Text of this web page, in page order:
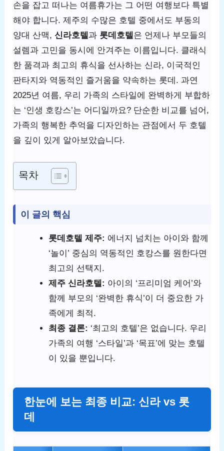
손을 잡고 떠나는 여름휴가는 그 어떤 여행보다 특별
해야 합니다. 제주의 수많은 호텔 중에서도 부동의
양대 산맥,신라호텔 과 롯데호텔 은 언제나 부모들의
설렘과 고민을 동시에 안겨주는 이름입니다. 클래식
한 품격과 최고의 휴식을 선사하는 신라, 이국적인
판타지와 역동적인 즐거움을 약속하는 롯데. 과연
2025년 여름, 우리 가족의 스타일에 완벽하게 부합하
는 ‘인생 호캉스’는 어디일까요? 단순한 비교를 넘어,
가족의 행복한 추억을 디자인하는 관점에서 두 호텔
을 깊이 있게 알아보았습니다.
목차
이 글의 핵심
롯데호텔 제주: 에너지 넘치는 아이와 함께
‘놀이’ 중심의 역동적인 호캉스를 원한다면
최고의 선택지.
제주 신라호텔: 아이의 ‘프리미엄 케어’와
함께 부모의 ‘완벽한 휴식’이 더 중요한 가
족에게 최적.
최종 결론: ‘최고의 호텔’은 없습니다. 우리
가족의 여행 ‘스타일’과 ‘목표’에 맞는 호텔
이 있을 뿐입니다.
한눈에 보는 최종 비교: 신라 vs 롯
데